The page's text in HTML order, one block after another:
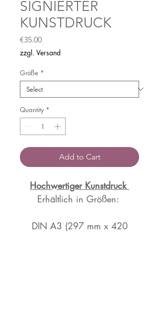
SIGNIERTER
KUNSTDRUCK
€35.00Price
zzgl. Versand
Größe *
Quantity *
Add to Cart
Hochwertiger Kunstdruck
Erhältlich in Größen:
DIN A3 (297 mm x 420